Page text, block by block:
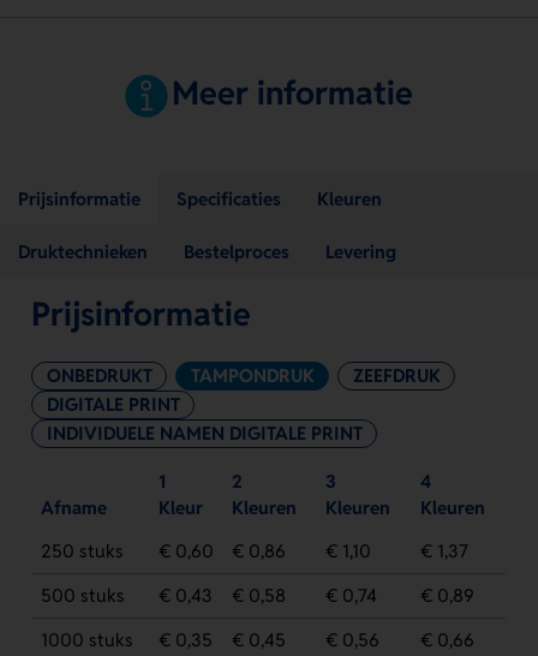
Meer informatie
Prijsinformatie Specificaties Kleuren
Druktechnieken Bestelproces Levering
Prijsinformatie
ONBEDRUKT TAMPONDRUK
ZEEFDRUK
DIGITALE PRINT
INDIVIDUELE NAMEN DIGITALE PRINT
Afname
1
Kleur
2
Kleuren
3
Kleuren
4
Kleuren
250 stuks
€ 0,60 € 0,86 € 1,10
€ 1,37
500 stuks
€ 0,43 € 0,58 € 0,74
€ 0,89
1000 stuks
€ 0,35 € 0,45 € 0,56
€ 0,66